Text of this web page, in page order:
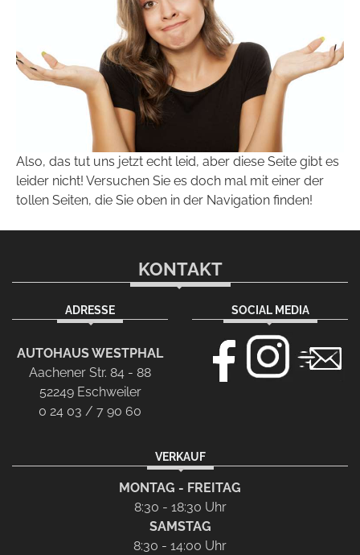
Also, das tut uns jetzt echt leid, aber diese Seite gibt es
leider nicht! Versuchen Sie es doch mal mit einer der
tollen Seiten, die Sie oben in der Navigation finden!
KONTAKT
ADRESSE
AUTOHAUS WESTPHAL
Aachener Str. 84 - 88
52249 Eschweiler
0 24 03 / 7 90 60
SOCIAL MEDIA
VERKAUF
MONTAG - FREITAG
8:30 - 18:30 Uhr
SAMSTAG
8:30 - 14:00 Uhr